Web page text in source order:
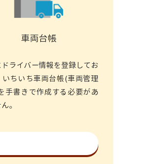
車両台帳
ライバー情報を登録してお
いちいち車両台帳(車両管理
手書きで作成する必要があ
。